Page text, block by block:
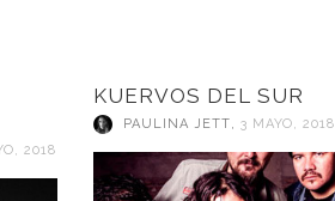
2018
KUERVOS DEL SUR
PAULINA JETT, 3 MAYO, 2018